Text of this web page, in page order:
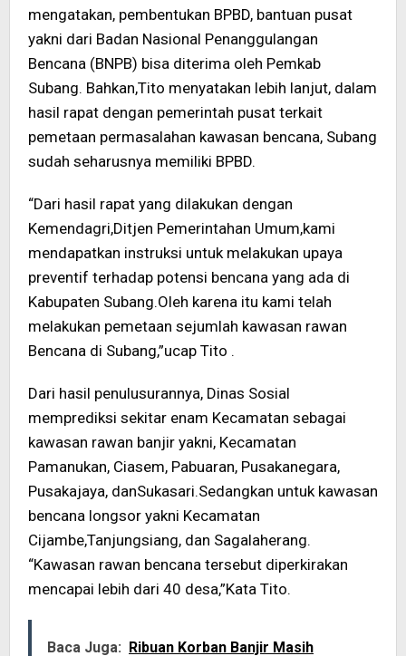
mengatakan, pembentukan BPBD, bantuan pusat
yakni dari Badan Nasional Penanggulangan
Bencana (BNPB) bisa diterima oleh Pemkab
Subang. Bahkan,Tito menyatakan lebih lanjut, dalam
hasil rapat dengan pemerintah pusat terkait
pemetaan permasalahan kawasan bencana, Subang
sudah seharusnya memiliki BPBD.
“Dari hasil rapat yang dilakukan dengan
Kemendagri,Ditjen Pemerintahan Umum,kami
mendapatkan instruksi untuk melakukan upaya
preventif terhadap potensi bencana yang ada di
Kabupaten Subang.Oleh karena itu kami telah
melakukan pemetaan sejumlah kawasan rawan
Bencana di Subang,”ucap Tito .
Dari hasil penulusurannya, Dinas Sosial
memprediksi sekitar enam Kecamatan sebagai
kawasan rawan banjir yakni, Kecamatan
Pamanukan, Ciasem, Pabuaran, Pusakanegara,
Pusakajaya, danSukasari.Sedangkan untuk kawasan
bencana longsor yakni Kecamatan
Cijambe,Tanjungsiang, dan Sagalaherang.
“Kawasan rawan bencana tersebut diperkirakan
mencapai lebih dari 40 desa,”Kata Tito.
Baca Juga: Ribuan Korban Banjir Masih